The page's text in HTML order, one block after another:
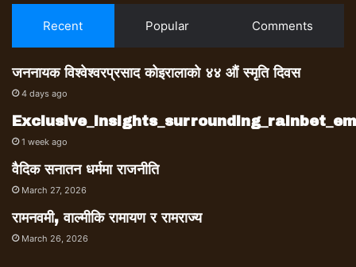
Recent Popular Comments
जननायक विश्वेश्वरप्रसाद कोइरालाको ४४ औं स्मृति दिवस
4 days ago
1 week ago
वैदिक सनातन धर्ममा राजनीति
March 27, 2026
रामनवमी, वाल्मीकि रामायण र रामराज्य
March 26, 2026